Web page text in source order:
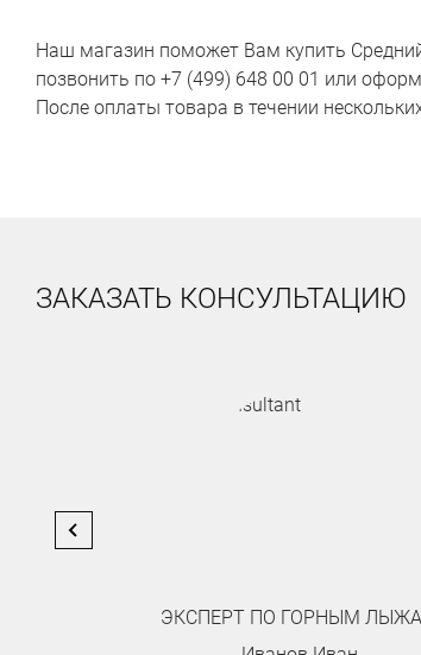
Наш магазин поможет Вам купить
позвонить по +7 (499) 648 00 01 или
После оплаты товара в течении
ЗАКАЗАТЬ КОНСУЛЬТАЦИЮ
ЭКСПЕРТ ПО ГОРНЫМ